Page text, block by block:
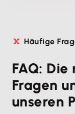
Häufige
FAQ:
Fragen
unseren